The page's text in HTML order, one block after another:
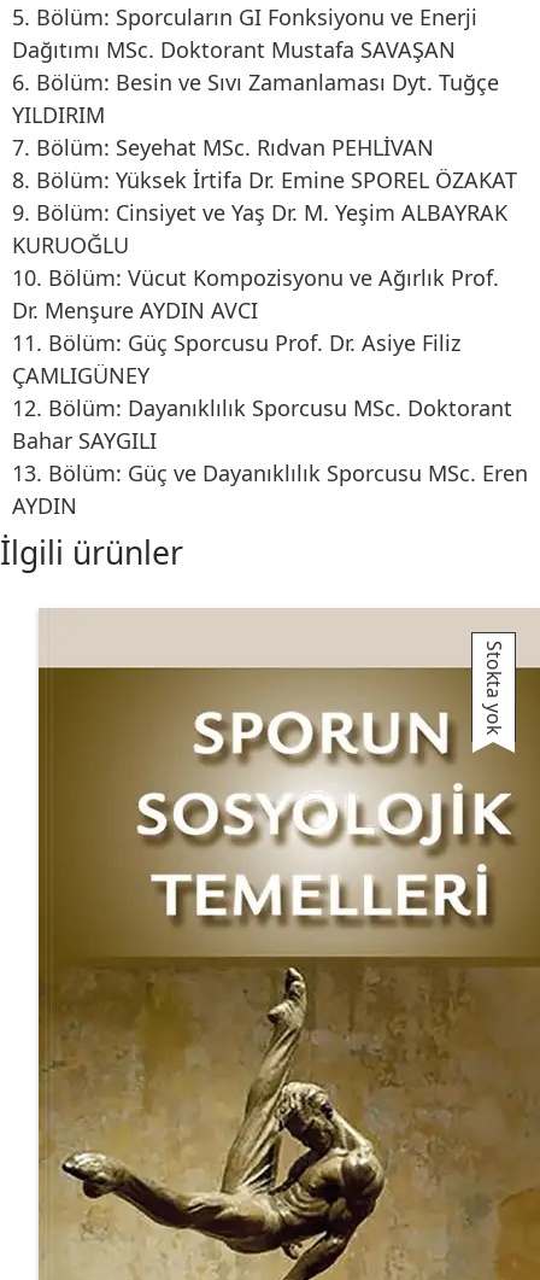
5. Bölüm: Sporcuların GI Fonksiyonu ve Enerji
Dağıtımı MSc. Doktorant Mustafa SAVAŞAN
6. Bölüm: Besin ve Sıvı Zamanlaması Dyt. Tuğçe
YILDIRIM
7. Bölüm: Seyehat MSc. Rıdvan PEHLİVAN
8. Bölüm: Yüksek İrtifa Dr. Emine SPOREL ÖZAKAT
9. Bölüm: Cinsiyet ve Yaş Dr. M. Yeşim ALBAYRAK
KURUOĞLU
10. Bölüm: Vücut Kompozisyonu ve Ağırlık Prof.
Dr. Menşure AYDIN AVCI
11. Bölüm: Güç Sporcusu Prof. Dr. Asiye Filiz
ÇAMLIGÜNEY
12. Bölüm: Dayanıklılık Sporcusu MSc. Doktorant
Bahar SAYGILI
13. Bölüm: Güç ve Dayanıklılık Sporcusu MSc. Eren
AYDIN
İlgili ürünler
Stokta yok